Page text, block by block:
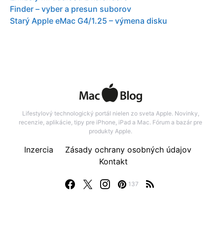
Finder – vyber a presun suborov
Starý Apple eMac G4/1.25 – výmena disku
Lifestylový technologický portál nielen zo sveta Apple. Novinky,
recenzie, aplikácie, tipy pre iPhone, iPad a Mac. Fórum a bazár pre
produkty Apple.
137
Inzercia
Zásady ochrany osobných údajov
Kontakt